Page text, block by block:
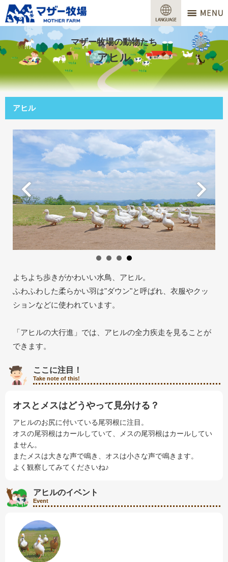
営業時間
料金
交通アクセス
牧場で何ができる？
場内マップ
おすすめコース
団体プラン
採用情報
マザー牧場の動物たち
アヒル
アヒル
よちよち歩きがかわいい水鳥、アヒル。
ふわふわした柔らかい羽は"ダウン"と呼ばれ、衣服やクッ
ションなどに使われています。
「アヒルの大行進」では、アヒルの全力疾走を見ることが
できます。
ここに注目！
Take note of this!
オスとメスはどうやって見分ける？
アヒルのお尻に付いている尾羽根に注目。
オスの尾羽根はカールしていて、メスの尾羽根はカールしてい
ません。
またメスは大きな声で鳴き、オスは小さな声で鳴きます。
よく観察してみてくださいね♪
アヒルのイベント
Event